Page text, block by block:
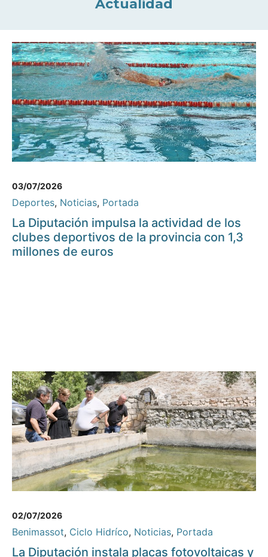
Actualidad
03/07/2026
Deportes, Noticias, Portada
La Diputación impulsa la actividad de los
clubes deportivos de la provincia con 1,3
millones de euros
02/07/2026
Benimassot, Ciclo Hidríco, Noticias, Portada
La Diputación instala placas fotovoltaicas y